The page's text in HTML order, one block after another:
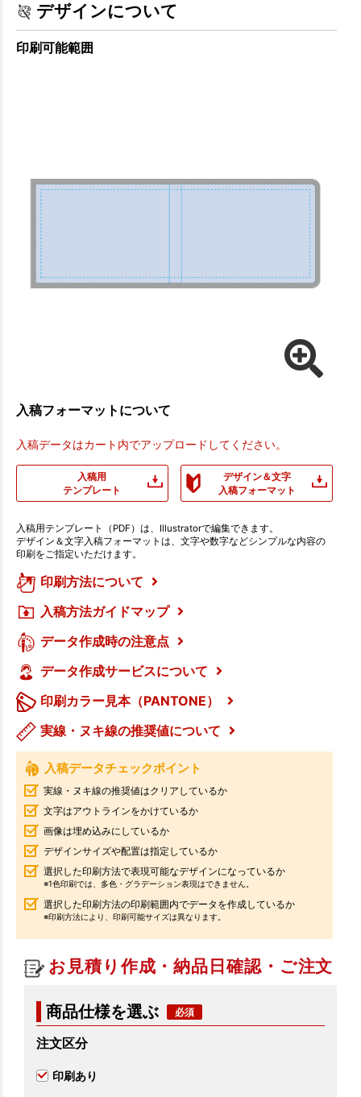
デザインについて
印刷可能範囲
入稿フォーマットについて
入稿データはカート内でアップロードしてください。
入稿用
テンプレート
デザイン＆文字
入稿フォーマット
入稿用テンプレート（PDF）は、Illustratorで編集できます。
デザイン＆文字入稿フォーマットは、文字や数字などシンプルな内容の
印刷をご指定いただけます。
印刷方法について
入稿方法ガイドマップ
データ作成時の注意点
データ作成サービスについて
印刷カラー見本（PANTONE）
実線・ヌキ線の推奨値について
入稿データチェックポイント
実線・ヌキ線の推奨値はクリアしているか
文字はアウトラインをかけているか
画像は埋め込みにしているか
デザインサイズや配置は指定しているか
選択した印刷方法で表現可能なデザインになっているか
※1色印刷では、多色・グラデーション表現はできません。
選択した印刷方法の印刷範囲内でデータを作成しているか
※印刷方法により、印刷可能サイズは異なります。
お見積り作成・納品日確認・ご注文
商品仕様を選ぶ
注文区分
印刷あり